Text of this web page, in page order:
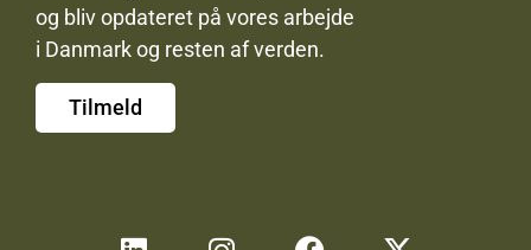
og bliv opdateret på vores arbejde
i Danmark og resten af verden.
Tilmeld